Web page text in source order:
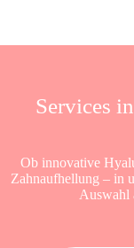
Services
Ob innovative
Zahnaufhellung – in
Auswahl